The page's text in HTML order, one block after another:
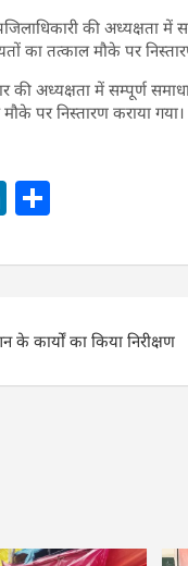
की अध्यक्षता में
का तत्काल मौके पर
अध्यक्षता में सम्पूर्ण
पर निस्तारण कराया गया।
Li
k
dI
ar
कार्यों का किया निरीक्षण